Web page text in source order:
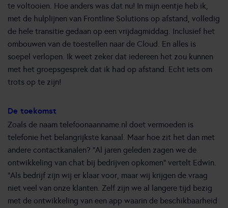
te voltooien. Hoe anders was dat nu! In mijn eentje heb ik,
met de hulplijnen van Frontline Solutions op afstand, volledig
de hele transitie gedaan op een vrijdagmiddag. Inclusief het
ombouwen van de toestellen naar de Cloud. En alles is
soepel verlopen. Ik weet zeker dat iedereen het zou kunnen
met het groepsgesprek dat ik had op afstand. Echt iets om
trots op te zijn!
De toekomst
Zoals de naam telefoonaanname.nl doet vermoeden is
telefonie het belangrijkste kanaal. Maar hoe zit het dan met
andere contactkanalen? “Al jaren geleden zagen we de
ontwikkeling van chat bij bedrijven opkomen” vertelt Edwin.
“Als bedrijf zijn wij er klaar voor, maar wij krijgen de vraag
niet veel van onze klanten. Zelf zijn we al langere tijd bezig
met de ontwikkeling van een app waarin de beschikbaarheid